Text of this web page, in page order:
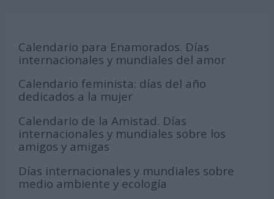
Calendario para Enamorados. Días
internacionales y mundiales del amor
Calendario feminista: días del año
dedicados a la mujer
Calendario de la Amistad. Días
internacionales y mundiales sobre los
amigos y amigas
Días internacionales y mundiales sobre
medio ambiente y ecología